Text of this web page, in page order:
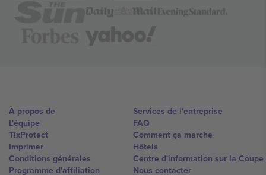
À propos de
L'équipe
TixProtect
Imprimer
Conditions générales
Programme d'affiliation
Services de l'entreprise
FAQ
Comment ça marche
Hôtels
Centre d'information sur la Coupe
Nous contacter